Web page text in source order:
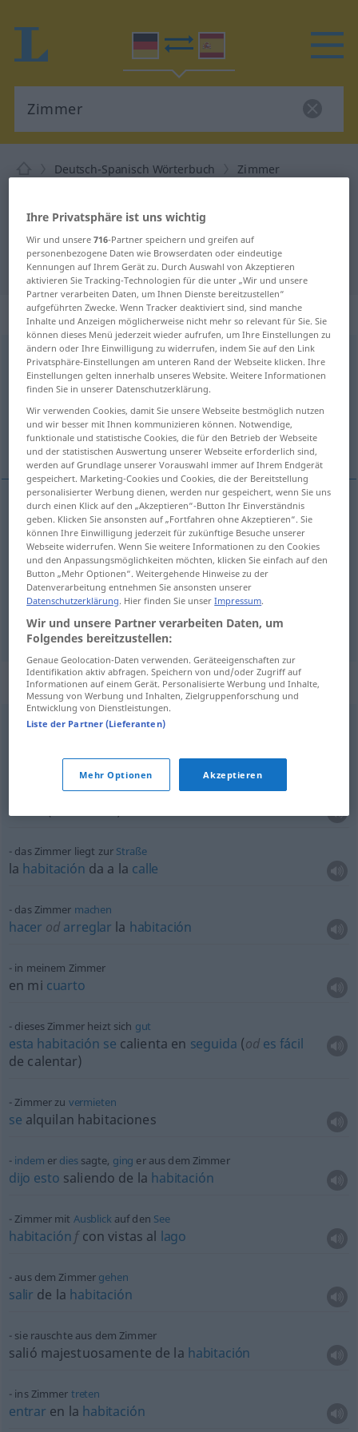
Deutsch-Spanisch Wörterbuch Zimmer
"Zimmer"
"Zimmer" Spanisch Übersetzung
„Zimmer“: Neutrum
Zimmer [ˈtsɪmər]n <Zimmers;Zimmer>
Übersicht aller Übersetzungen
(Für mehr Details die Übersetzung anklicken/antippen)
cuarto, sala, habitación
cuartom Zimmer
habitaciónf Zimmer
salaf Zimmer großes
Beispielsätze für "Zimmer"
das Zimmerdurchlüften
airear
das Zimmer liegt zur Straße
la habitación da a la calle
das Zimmer machen
hacer od arreglar la habitación
in meinem Zimmer
en mi cuarto
dieses Zimmer heizt sich gut
esta habitación se calienta en seguida (odes fácil
de calentar)
Zimmer zu vermieten
se alquilan habitaciones
indem er diessagte, ging er aus dem Zimmer
dijo esto saliendo de la habitación
Zimmer mit Ausblickauf den See
habitación fcon vistas al lago
aus dem Zimmer gehen
salir de la habitación
sie rauschte aus dem Zimmer
salió majestuosamente de la habitación
ins Zimmer treten
entrar en la habitación
Ihre Privatsphäre ist uns wichtig
Wir und unsere716-Partner speichern und greifen auf
personenbezogene Daten wie Browserdaten oder eindeutige
Kennungen auf Ihrem Gerät zu. Durch Auswahl von Akzeptieren
aktivieren Sie Tracking-Technologien für die unter „Wir und unsere
Partner verarbeiten Daten, um Ihnen Dienste bereitzustellen“
aufgeführten Zwecke. Wenn Tracker deaktiviert sind, sind manche
Inhalte und Anzeigen möglicherweise nicht mehr so relevant für Sie. Sie
können dieses Menü jederzeit wieder aufrufen, um Ihre Einstellungen zu
ändern oder Ihre Einwilligung zu widerrufen, indem Sie auf den Link
Privatsphäre-Einstellungen am unteren Rand der Webseite klicken. Ihre
Einstellungen gelten innerhalb unseres Website. Weitere Informationen
finden Sie in unserer Datenschutzerklärung.
Wir verwenden Cookies, damit Sie unsere Webseite bestmöglich nutzen
und wir besser mit Ihnen kommunizieren können. Notwendige,
funktionale und statistische Cookies, die für den Betrieb der Webseite
und der statistischen Auswertung unserer Webseite erforderlich sind,
werden auf Grundlage unserer Vorauswahl immer auf Ihrem Endgerät
gespeichert. Marketing-Cookies und Cookies, die der Bereitstellung
personalisierter Werbung dienen, werden nur gespeichert, wenn Sie uns
durch einen Klick auf den „Akzeptieren“-Button Ihr Einverständnis
geben. Klicken Sie ansonsten auf „Fortfahren ohne Akzeptieren“. Sie
können Ihre Einwilligung jederzeit für zukünftige Besuche unserer
Webseite widerrufen. Wenn Sie weitere Informationen zu den Cookies
und den Anpassungsmöglichkeiten möchten, klicken Sie einfach auf den
Button „Mehr Optionen“. Weitergehende Hinweise zu der
Datenverarbeitung entnehmen Sie ansonsten unserer
Datenschutzerklärung. Hier finden Sie unserImpressum.
Wir und unsere Partner verarbeiten Daten, um
Folgendes bereitzustellen:
Genaue Geolocation-Daten verwenden. Geräteeigenschaften zur
Identifikation aktiv abfragen. Speichern von und/oder Zugriff auf
Informationen auf einem Gerät. Personalisierte Werbung und Inhalte,
Messung von Werbung und Inhalten, Zielgruppenforschung und
Entwicklung von Dienstleistungen.
Liste der Partner (Lieferanten)
Mehr Optionen Akzeptieren